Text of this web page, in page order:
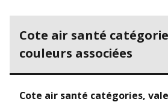
Cote air santé
couleurs associées
Cote air santé catégories,